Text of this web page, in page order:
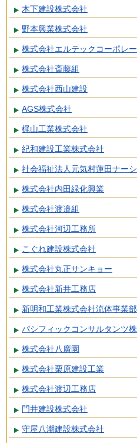
木下建設株式会社
野本興業株式会社
株式会社エルテックコーポレ
株式会社斎藤組
株式会社西山建設
AGS株式会社
梶山工業株式会社
紀和建設工業株式会社
社会福祉法人元気村蓮田ナー
株式会社内田緑化興業
株式会社渡邉組
株式会社河辺工務所
こぐれ建設株式会社
株式会社丸正サンキョー
株式会社新井工務店
新明和工業株式会社流体事業
パシフィックコンサルタンツ
株式会社八廣園
株式会社栗原建設工業
株式会社渡辺工務店
門井建設株式会社
守屋八潮建設株式会社